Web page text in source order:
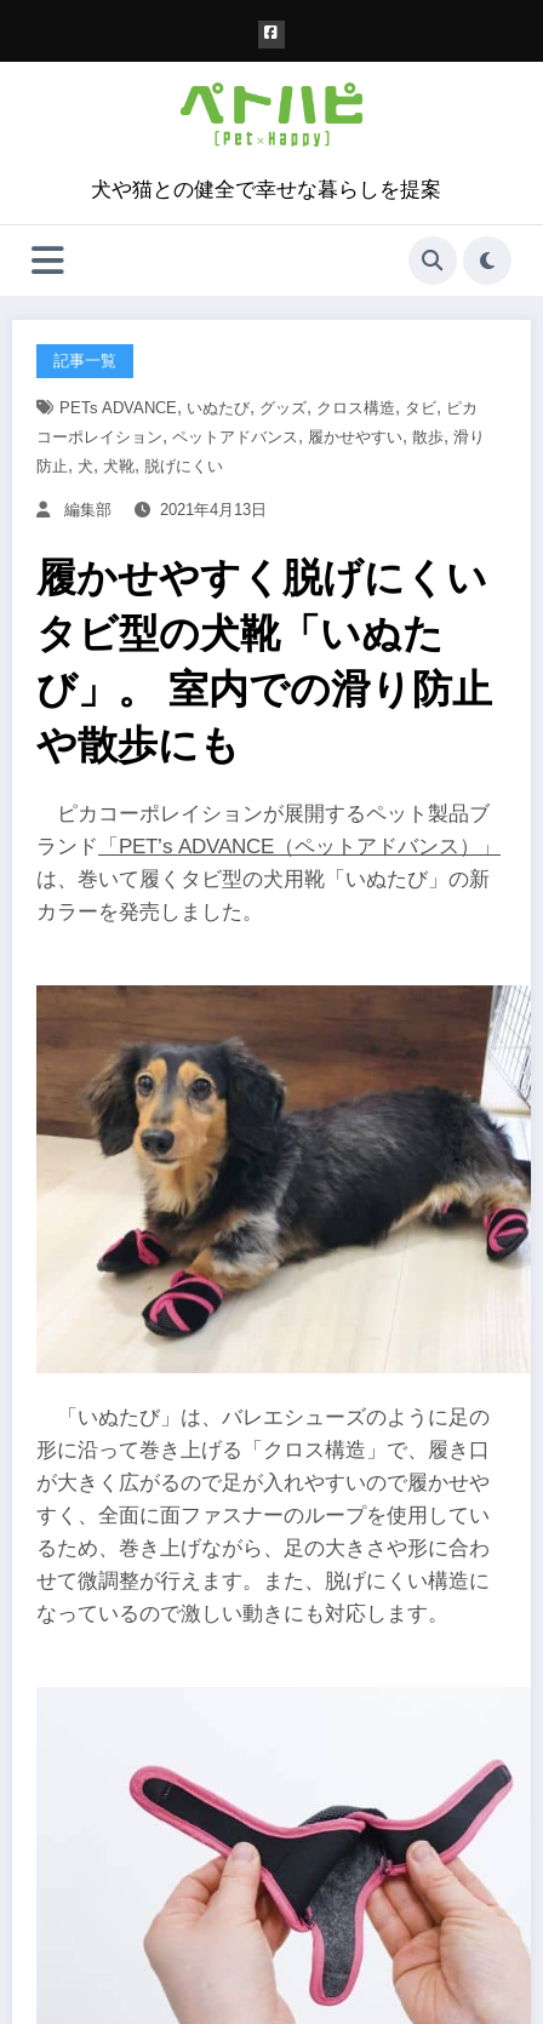
犬や猫との健全で幸せな暮らしを提案
記事一覧
PETs ADVANCE, いぬたび, グッズ, クロス構造, タビ, ピカ
コーポレイション, ペットアドバンス, 履かせやすい, 散歩, 滑り
防止, 犬, 犬靴, 脱げにくい
編集部 2021年4月13日
履かせやすく脱げにくい
タビ型の犬靴「いぬた
び」。 室内での滑り防止
や散歩にも
ピカコーポレイションが展開するペット製品ブ
ランド
「PET’s ADVANCE（ペットアドバンス）」
は、巻いて履くタビ型の犬用靴「いぬたび」の新
カラーを発売しました。
「いぬたび」は、バレエシューズのように足の
形に沿って巻き上げる「クロス構造」で、履き口
が大きく広がるので足が入れやすいので履かせや
すく、全面に面ファスナーのループを使用してい
るため、巻き上げながら、足の大きさや形に合わ
せて微調整が行えます。また、脱げにくい構造に
なっているので激しい動きにも対応します。